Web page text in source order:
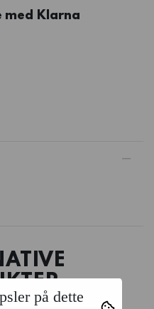
med Klarna
på dette